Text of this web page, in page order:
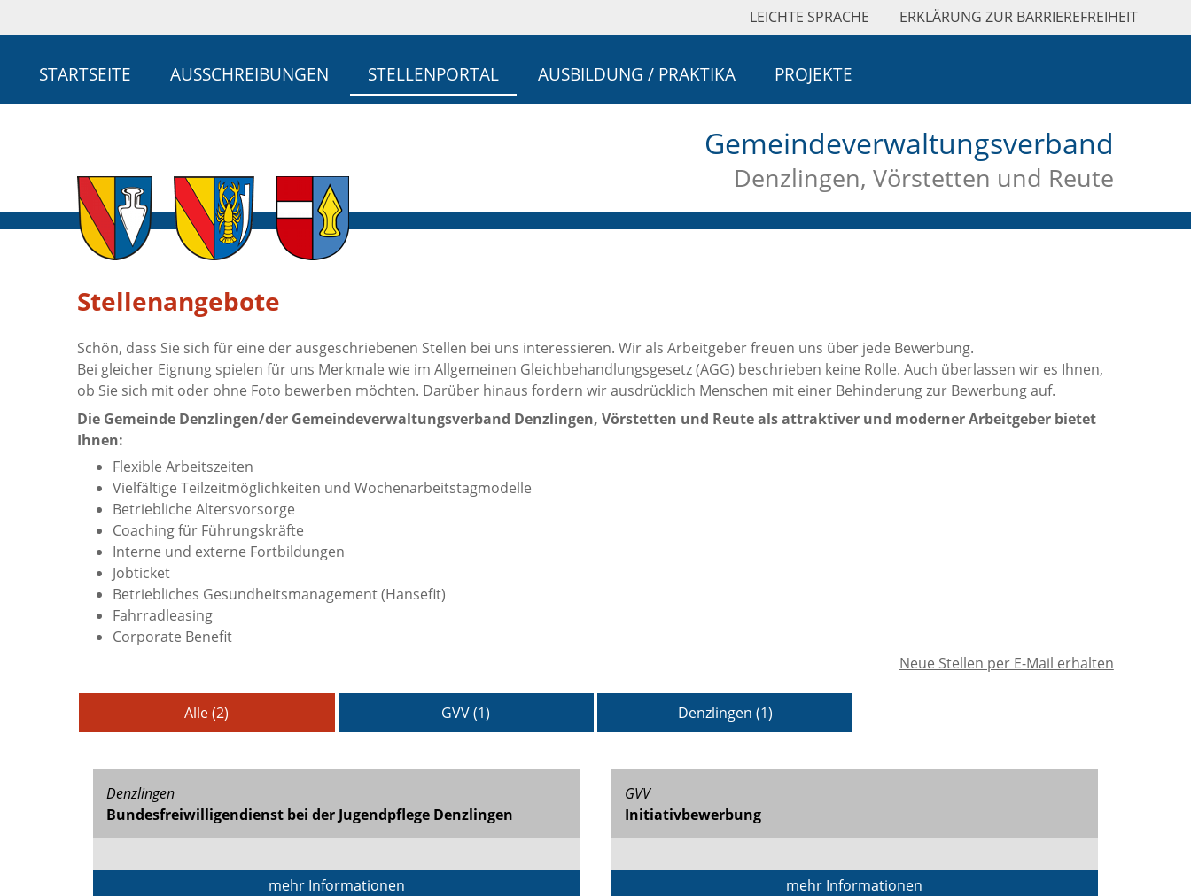
LEICHTE SPRACHE ERKLÄRUNG ZUR BARRIEREFREIHEIT
STARTSEITE AUSSCHREIBUNGEN STELLENPORTAL AUSBILDUNG / PRAKTIKA PROJEKTE
Gemeindeverwaltungsverband
Denzlingen, Vörstetten und Reute
Stellenangebote
Schön, dass Sie sich für eine der ausgeschriebenen Stellen bei uns interessieren. Wir als Arbeitgeber freuen uns über jede Bewerbung.
Bei gleicher Eignung spielen für uns Merkmale wie im Allgemeinen Gleichbehandlungsgesetz (AGG) beschrieben keine Rolle. Auch überlassen wir es Ihnen,
ob Sie sich mit oder ohne Foto bewerben möchten. Darüber hinaus fordern wir ausdrücklich Menschen mit einer Behinderung zur Bewerbung auf.
Die Gemeinde Denzlingen/der Gemeindeverwaltungsverband Denzlingen, Vörstetten und Reute als attraktiver und moderner Arbeitgeber bietet
Ihnen:
Flexible Arbeitszeiten
Vielfältige Teilzeitmöglichkeiten und Wochenarbeitstagmodelle
Betriebliche Altersvorsorge
Coaching für Führungskräfte
Interne und externe Fortbildungen
Jobticket
Betriebliches Gesundheitsmanagement (Hansefit)
Fahrradleasing
Corporate Benefit
Neue Stellen per E-Mail erhalten
Alle (2) GVV (1) Denzlingen (1)
Denzlingen
Bundesfreiwilligendienst bei der Jugendpflege Denzlingen
mehr Informationen
GVV
Initiativbewerbung
mehr Informationen